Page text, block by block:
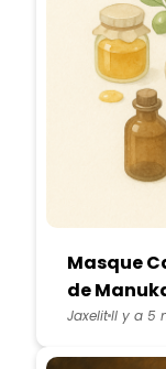
Masque
de
Pointes
JaxelitIl y a 5